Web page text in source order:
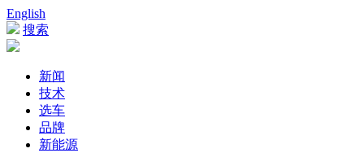
English
搜索
新闻
技术
选车
品牌
新能源